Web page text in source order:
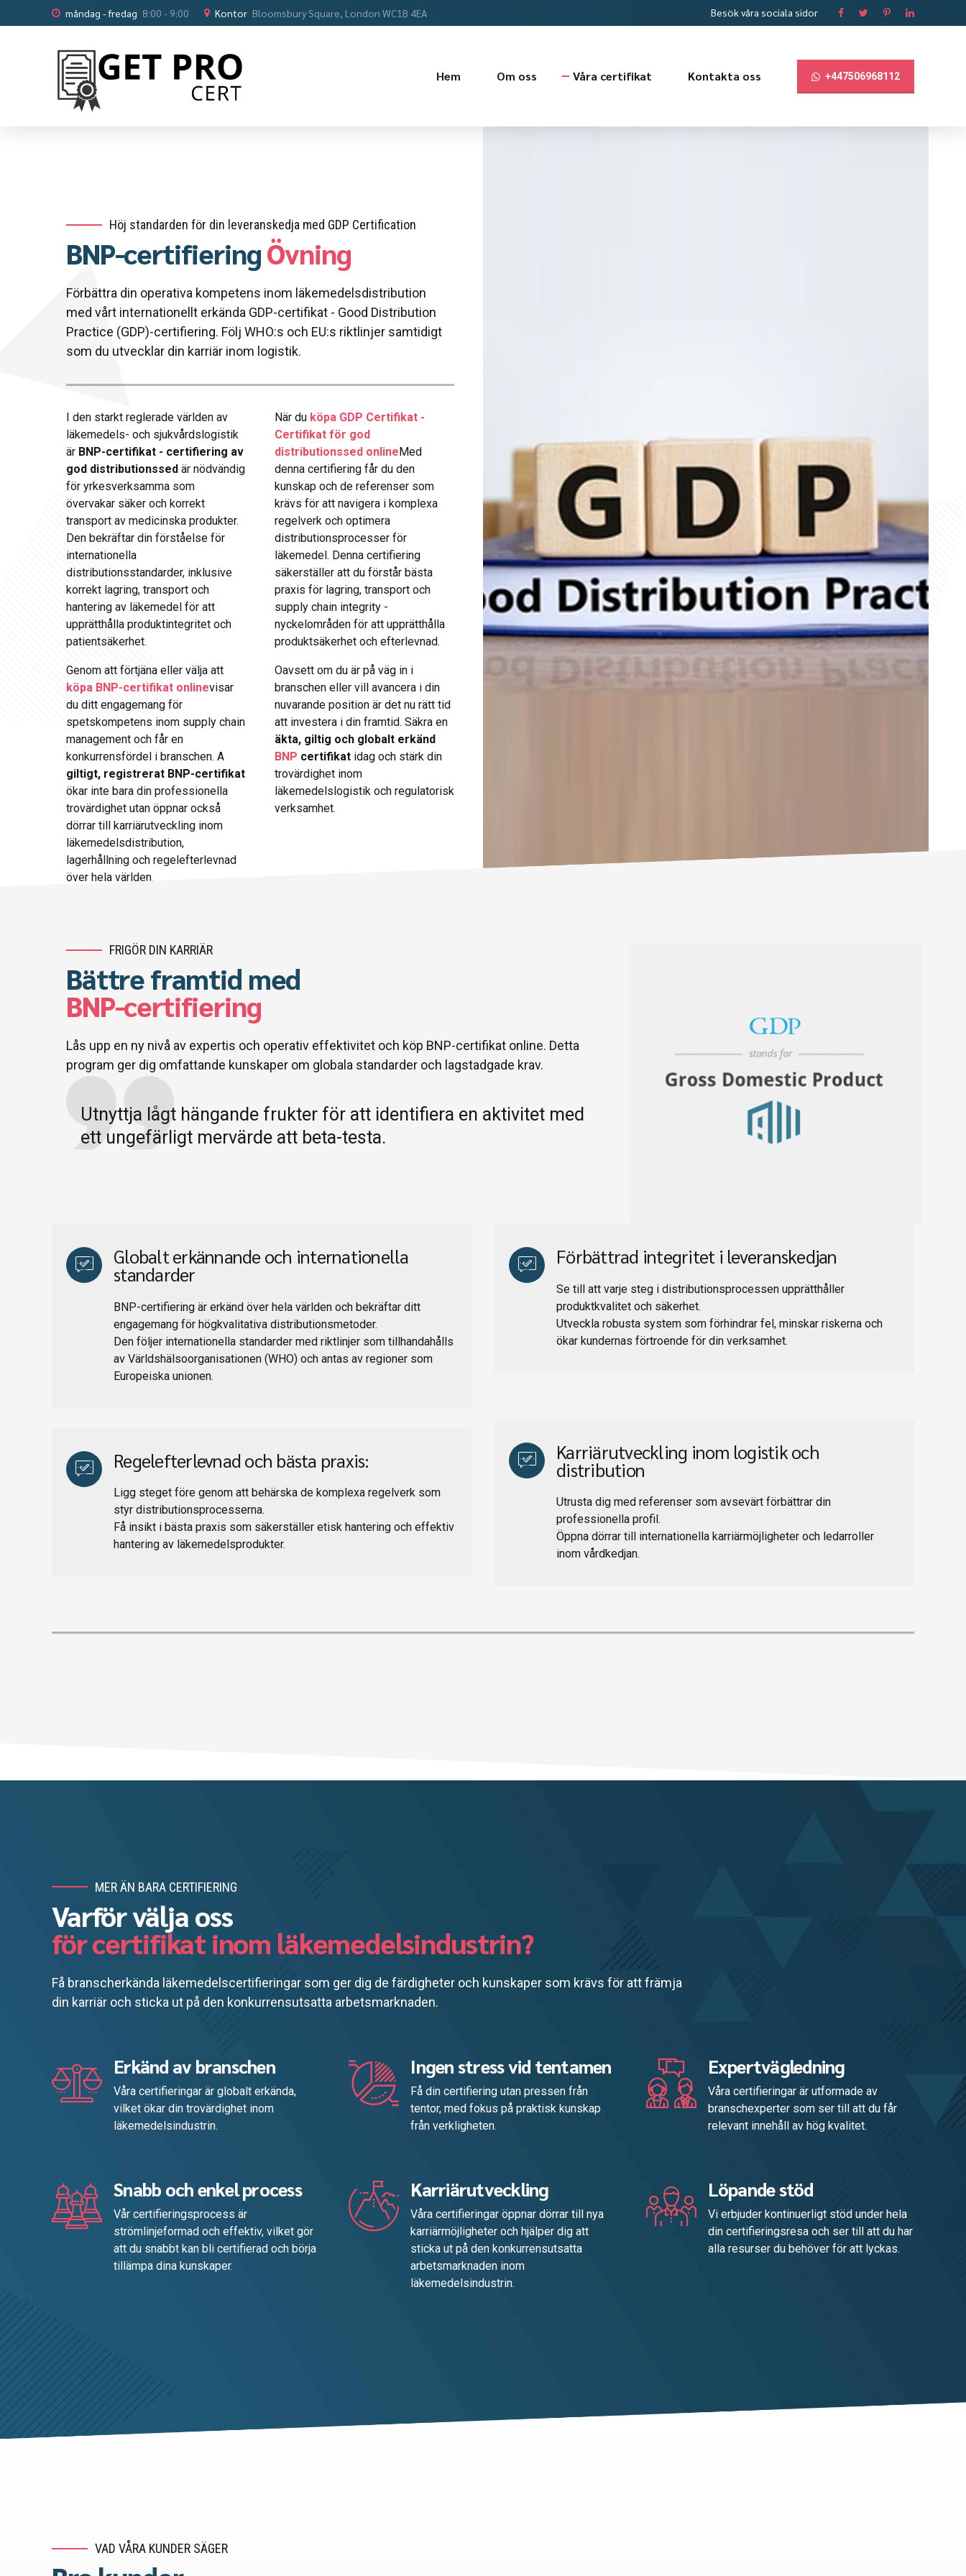
måndag - fredag 8:00 - 9:00 Kontor Bloomsbury Square, London WC1B 4EA Besök våra sociala sidor
+447506968112
Hem Om oss Våra certifikat Kontakta oss
Höj standarden för din leveranskedja med GDP Certification
BNP-certifieringÖvning
Förbättra din operativa kompetens inom läkemedelsdistribution
med vårt internationellt erkända GDP-certifikat - Good Distribution
Practice (GDP)-certifiering. Följ WHO:s och EU:s riktlinjer samtidigt
som du utvecklar din karriär inom logistik.
I den starkt reglerade världen av
läkemedels- och sjukvårdslogistik
är BNP-certifikat - certifiering av
god distributionssed är nödvändig
för yrkesverksamma som
övervakar säker och korrekt
transport av medicinska produkter.
Den bekräftar din förståelse för
internationella
distributionsstandarder, inklusive
korrekt lagring, transport och
hantering av läkemedel för att
upprätthålla produktintegritet och
patientsäkerhet.
Genom att förtjäna eller välja att
köpa BNP-certifikat onlinevisar
du ditt engagemang för
spetskompetens inom supply chain
management och får en
konkurrensfördel i branschen. A
giltigt, registrerat BNP-certifikat
ökar inte bara din professionella
trovärdighet utan öppnar också
dörrar till karriärutveckling inom
läkemedelsdistribution,
lagerhållning och regelefterlevnad
över hela världen.
När du köpa GDP Certifikat -
Certifikat för god
distributionssed online Med
denna certifiering får du den
kunskap och de referenser som
krävs för att navigera i komplexa
regelverk och optimera
distributionsprocesser för
läkemedel. Denna certifiering
säkerställer att du förstår bästa
praxis för lagring, transport och
supply chain integrity -
nyckelområden för att upprätthålla
produktsäkerhet och efterlevnad.
Oavsett om du är på väg in i
branschen eller vill avancera i din
nuvarande position är det nu rätt tid
att investera i din framtid. Säkra en
äkta, giltig och globalt erkänd
BNP certifikat idag och stärk din
trovärdighet inom
läkemedelslogistik och regulatorisk
verksamhet.
FRIGÖR DIN KARRIÄR
Bättre framtid med
BNP-certifiering
Lås upp en ny nivå av expertis och operativ effektivitet och köp BNP-certifikat online. Detta
program ger dig omfattande kunskaper om globala standarder och lagstadgade krav.
Utnyttja lågt hängande frukter för att identifiera en aktivitet med
ett ungefärligt mervärde att beta-testa.
Globalt erkännande och internationella
standarder
BNP-certifiering är erkänd över hela världen och bekräftar ditt
engagemang för högkvalitativa distributionsmetoder.
Den följer internationella standarder med riktlinjer som tillhandahålls
av Världshälsoorganisationen (WHO) och antas av regioner som
Europeiska unionen.
Förbättrad integritet i leveranskedjan
Se till att varje steg i distributionsprocessen upprätthåller
produktkvalitet och säkerhet.
Utveckla robusta system som förhindrar fel, minskar riskerna och
ökar kundernas förtroende för din verksamhet.
Regelefterlevnad och bästa praxis:
Ligg steget före genom att behärska de komplexa regelverk som
styr distributionsprocesserna.
Få insikt i bästa praxis som säkerställer etisk hantering och effektiv
hantering av läkemedelsprodukter.
Karriärutveckling inom logistik och
distribution
Utrusta dig med referenser som avsevärt förbättrar din
professionella profil.
Öppna dörrar till internationella karriärmöjligheter och ledarroller
inom vårdkedjan.
MER ÄN BARA CERTIFIERING
Varför välja oss
för certifikat inom läkemedelsindustrin?
Få branscherkända läkemedelscertifieringar som ger dig de färdigheter och kunskaper som krävs för att främja
din karriär och sticka ut på den konkurrensutsatta arbetsmarknaden.
Erkänd av branschen
Våra certifieringar är globalt erkända,
vilket ökar din trovärdighet inom
läkemedelsindustrin.
Ingen stress vid tentamen
Få din certifiering utan pressen från
tentor, med fokus på praktisk kunskap
från verkligheten.
Expertvägledning
Våra certifieringar är utformade av
branschexperter som ser till att du får
relevant innehåll av hög kvalitet.
Snabb och enkel process
Vår certifieringsprocess är
strömlinjeformad och effektiv, vilket gör
att du snabbt kan bli certifierad och börja
tillämpa dina kunskaper.
Karriärutveckling
Våra certifieringar öppnar dörrar till nya
karriärmöjligheter och hjälper dig att
sticka ut på den konkurrensutsatta
arbetsmarknaden inom
läkemedelsindustrin.
Löpande stöd
Vi erbjuder kontinuerligt stöd under hela
din certifieringsresa och ser till att du har
alla resurser du behöver för att lyckas.
VAD VÅRA KUNDER SÄGER